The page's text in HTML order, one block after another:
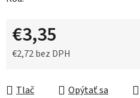
€3,35
€2,72 bez DPH
Tlač
Opýtať sa